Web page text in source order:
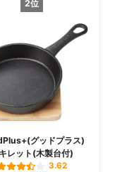
2位
グッドプラス)
レット(木製台付)
3.62